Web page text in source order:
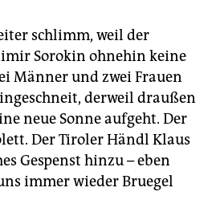
schlimm, weil der
Sorokin ohnehin keine
Männer und zwei Frauen
derweil draußen
neue Sonne aufgeht. Der
Der Tiroler Händl Klaus
Gespenst hinzu – eben
immer wieder Bruegel